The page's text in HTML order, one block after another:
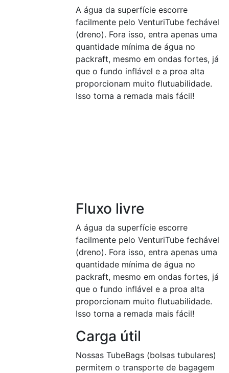
A água da superfície escorre
facilmente pelo VenturiTube fechável
(dreno). Fora isso, entra apenas uma
quantidade mínima de água no
packraft, mesmo em ondas fortes, já
que o fundo inflável e a proa alta
proporcionam muito flutuabilidade.
Isso torna a remada mais fácil!
Fluxo livre
A água da superfície escorre
facilmente pelo VenturiTube fechável
(dreno). Fora isso, entra apenas uma
quantidade mínima de água no
packraft, mesmo em ondas fortes, já
que o fundo inflável e a proa alta
proporcionam muito flutuabilidade.
Isso torna a remada mais fácil!
Carga útil
Nossas TubeBags (bolsas tubulares)
permitem o transporte de bagagem